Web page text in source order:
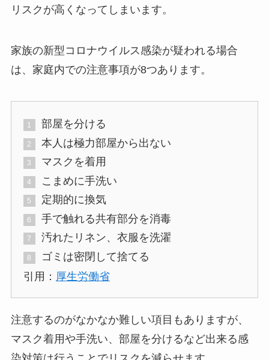
リスクが高くなってしまいます。
家族の新型コロナウイルス感染が疑われる場合
は、家庭内での注意事項が8つあります。
部屋を分ける
本人は極力部屋から出ない
マスクを着用
こまめに手洗い
定期的に換気
手で触れる共有部分を消毒
汚れたリネン、衣服を洗濯
ゴミは密閉して捨てる
引用： 厚生労働省
注意するのがなかなか難しい項目もありますが、
マスク着用や手洗い、部屋を分けるなど出来る感